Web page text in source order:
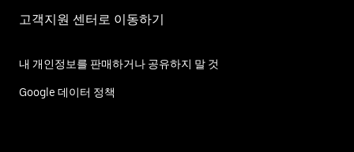
고객지원 센터로 이동하기
내 개인정보를 판매하거나 공유하지 말 것
Google 데이터 정책